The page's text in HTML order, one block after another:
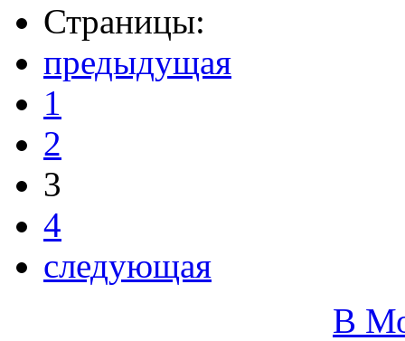
Страницы:
предыдущая
1
2
3
4
следующая
В